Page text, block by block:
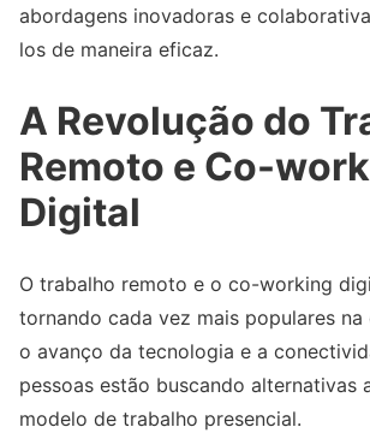
abordagens inovadoras e
los de maneira eficaz.
A Revolução do
Remoto e Co-
Digital
O trabalho remoto e o co-working
tornando cada vez mais populares
o avanço da tecnologia e a
pessoas estão buscando alternativas
modelo de trabalho presencial.